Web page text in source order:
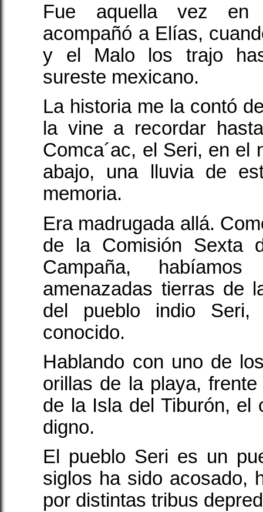
Fue aquella vez en
acompañó a Elías,
y el Malo los trajo
sureste mexicano.
La historia me la contó
la vine a recordar
Comca´ac, el Seri, en el
abajo, una lluvia de
memoria.
Era madrugada allá.
de la Comisión Sexta
Campaña,
amenazadas tierras de
del pueblo indio
conocido.
Hablando con uno de
orillas de la playa,
de la Isla del Tiburón, el
digno.
El pueblo Seri es un
siglos ha sido acosado,
por distintas tribus